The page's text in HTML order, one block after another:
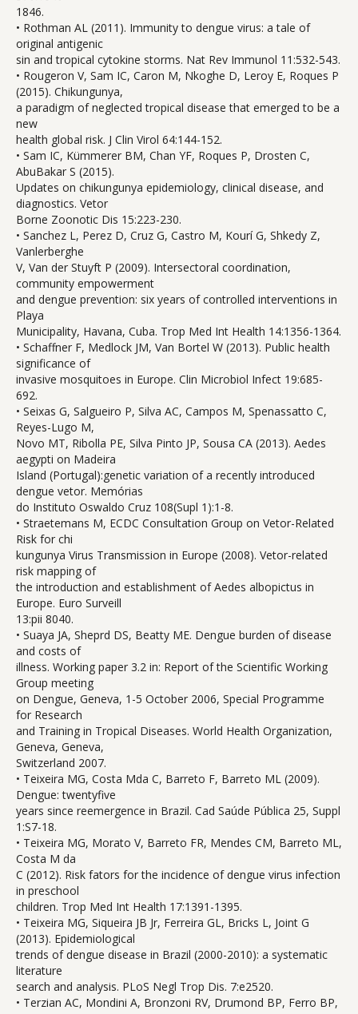
1846.
• Rothman AL (2011). Immunity to dengue virus: a tale of
original antigenic
sin and tropical cytokine storms. Nat Rev Immunol 11:532-543.
• Rougeron V, Sam IC, Caron M, Nkoghe D, Leroy E, Roques P
(2015). Chikungunya,
a paradigm of neglected tropical disease that emerged to be a
new
health global risk. J Clin Virol 64:144-152.
• Sam IC, Kümmerer BM, Chan YF, Roques P, Drosten C,
AbuBakar S (2015).
Updates on chikungunya epidemiology, clinical disease, and
diagnostics. Vetor
Borne Zoonotic Dis 15:223-230.
• Sanchez L, Perez D, Cruz G, Castro M, Kourí G, Shkedy Z,
Vanlerberghe
V, Van der Stuyft P (2009). Intersectoral coordination,
community empowerment
and dengue prevention: six years of controlled interventions in
Playa
Municipality, Havana, Cuba. Trop Med Int Health 14:1356-1364.
• Schaffner F, Medlock JM, Van Bortel W (2013). Public health
significance of
invasive mosquitoes in Europe. Clin Microbiol Infect 19:685-
692.
• Seixas G, Salgueiro P, Silva AC, Campos M, Spenassatto C,
Reyes-Lugo M,
Novo MT, Ribolla PE, Silva Pinto JP, Sousa CA (2013). Aedes
aegypti on Madeira
Island (Portugal):genetic variation of a recently introduced
dengue vetor. Memórias
do Instituto Oswaldo Cruz 108(Supl 1):1-8.
• Straetemans M, ECDC Consultation Group on Vetor-Related
Risk for chi
kungunya Virus Transmission in Europe (2008). Vetor-related
risk mapping of
the introduction and establishment of Aedes albopictus in
Europe. Euro Surveill
13:pii 8040.
• Suaya JA, Sheprd DS, Beatty ME. Dengue burden of disease
and costs of
illness. Working paper 3.2 in: Report of the Scientific Working
Group meeting
on Dengue, Geneva, 1-5 October 2006, Special Programme
for Research
and Training in Tropical Diseases. World Health Organization,
Geneva, Geneva,
Switzerland 2007.
• Teixeira MG, Costa Mda C, Barreto F, Barreto ML (2009).
Dengue: twentyfive
years since reemergence in Brazil. Cad Saúde Pública 25, Suppl
1:S7-18.
• Teixeira MG, Morato V, Barreto FR, Mendes CM, Barreto ML,
Costa M da
C (2012). Risk fators for the incidence of dengue virus infection
in preschool
children. Trop Med Int Health 17:1391-1395.
• Teixeira MG, Siqueira JB Jr, Ferreira GL, Bricks L, Joint G
(2013). Epidemiological
trends of dengue disease in Brazil (2000-2010): a systematic
literature
search and analysis. PLoS Negl Trop Dis. 7:e2520.
• Terzian AC, Mondini A, Bronzoni RV, Drumond BP, Ferro BP,